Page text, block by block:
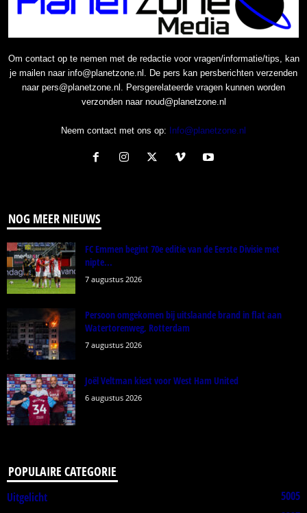
Om contact op te nemen met de redactie voor vragen/informatie/tips, kan
je mailen naar info@planetzone.nl. De pers kan persberichten verzenden
naar pers@planetzone.nl. Persgerelateerde vragen kunnen worden
verzonden naar noud@planetzone.nl
Neem contact met ons op: Info@planetzone.nl
NOG MEER NIEUWS
FC Emmen begint 70e editie van de Eerste Divisie met
nipte...
7 augustus 2026
Persoon omgekomen bij uitslaande brand in flat aan
Watertorenweg, Rotterdam
7 augustus 2026
Joël Veltman kiest voor West Ham United
6 augustus 2026
POPULAIRE CATEGORIE
Uitgelicht
5005